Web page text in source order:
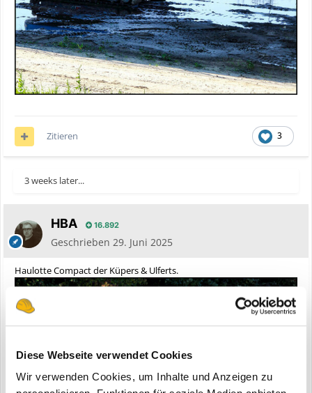
Diese Webseite verwendet Cookies
Wir verwenden Cookies, um Inhalte und Anzeigen zu
3
Zitieren
3 weeks later...
HBA 16.892
Geschrieben 29. Juni 2025
Haulotte Compact der Küpers & Ulferts.